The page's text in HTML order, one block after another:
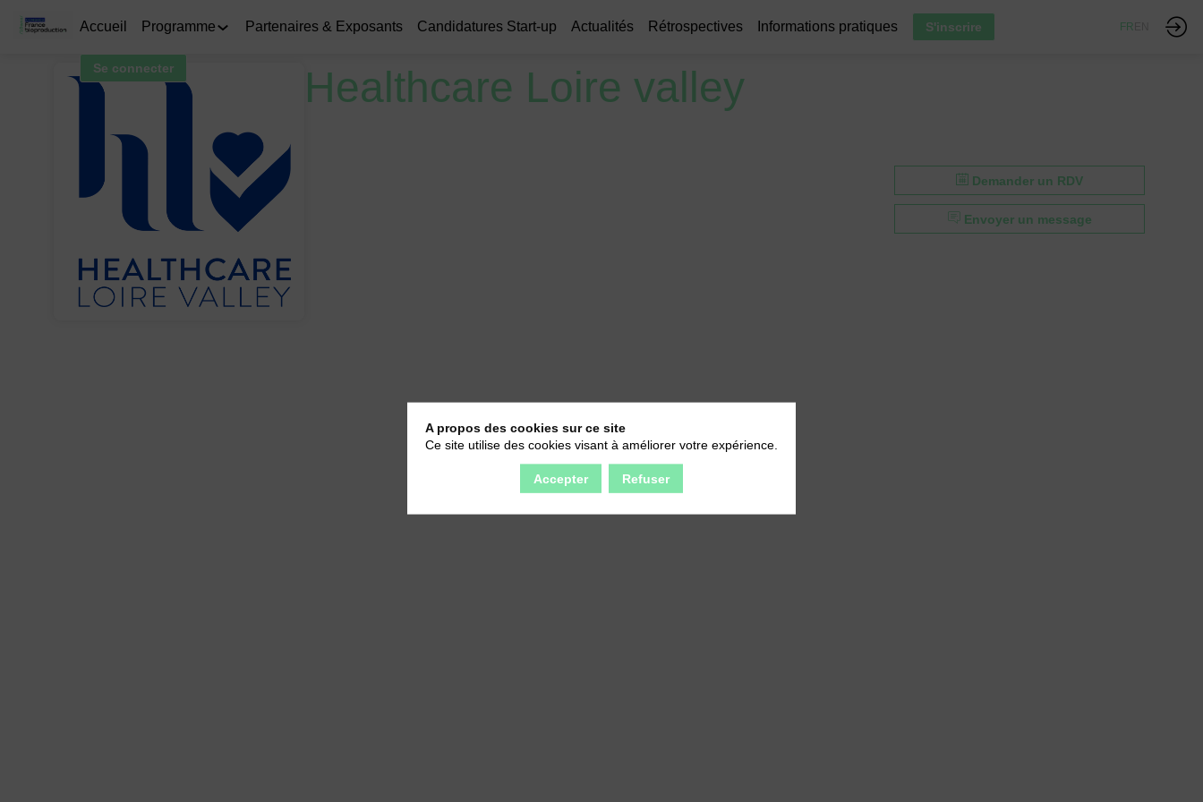
Accueil Programme Partenaires & Exposants Candidatures Start-up Actualités Rétrospectives Informations pratiques S'inscrire
Se connecter
FR
Demander un RDV
Envoyer un message
Healthcare Loire valley
A propos des cookies sur ce site
Ce site utilise des cookies visant à améliorer votre expérience.
Accepter Refuser